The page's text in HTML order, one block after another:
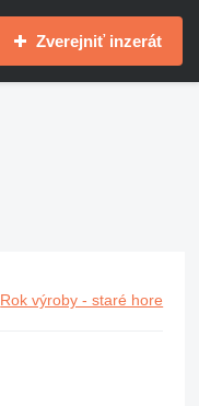
Zverejniť inzerát
Rok výroby - staré hore